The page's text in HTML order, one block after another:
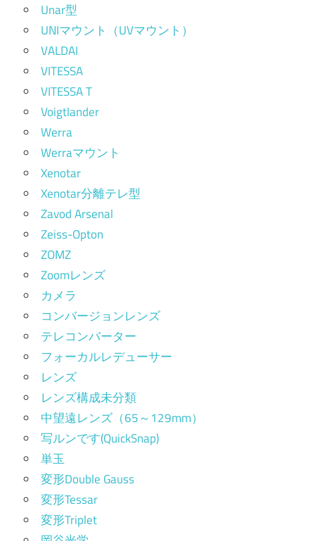
Unar型
UNIマウント（UVマウント）
VALDAI
VITESSA
VITESSA T
Voigtlander
Werra
Werraマウント
Xenotar
Xenotar分離テレ型
Zavod Arsenal
Zeiss-Opton
ZOMZ
Zoomレンズ
カメラ
コンバージョンレンズ
テレコンバーター
フォーカルレデューサー
レンズ
レンズ構成未分類
中望遠レンズ（65～129mm）
写ルンです(QuickSnap)
単玉
変形Double Gauss
変形Tessar
変形Triplet